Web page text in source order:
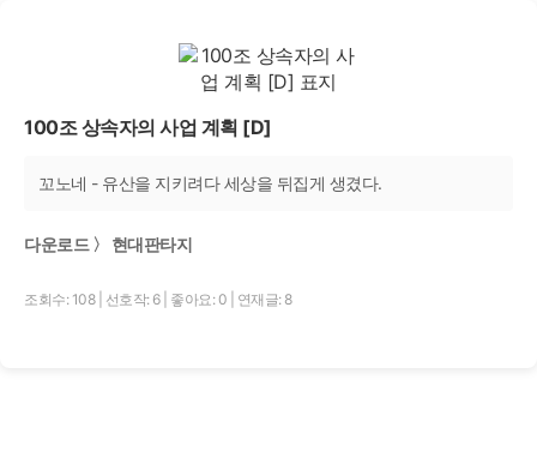
100조 상속자의 사업 계획 [D]
꼬노네 - 유산을 지키려다 세상을 뒤집게 생겼다.
다운로드 〉 현대판타지
조회수: 108 선호작: 6 좋아요: 0 연재글: 8